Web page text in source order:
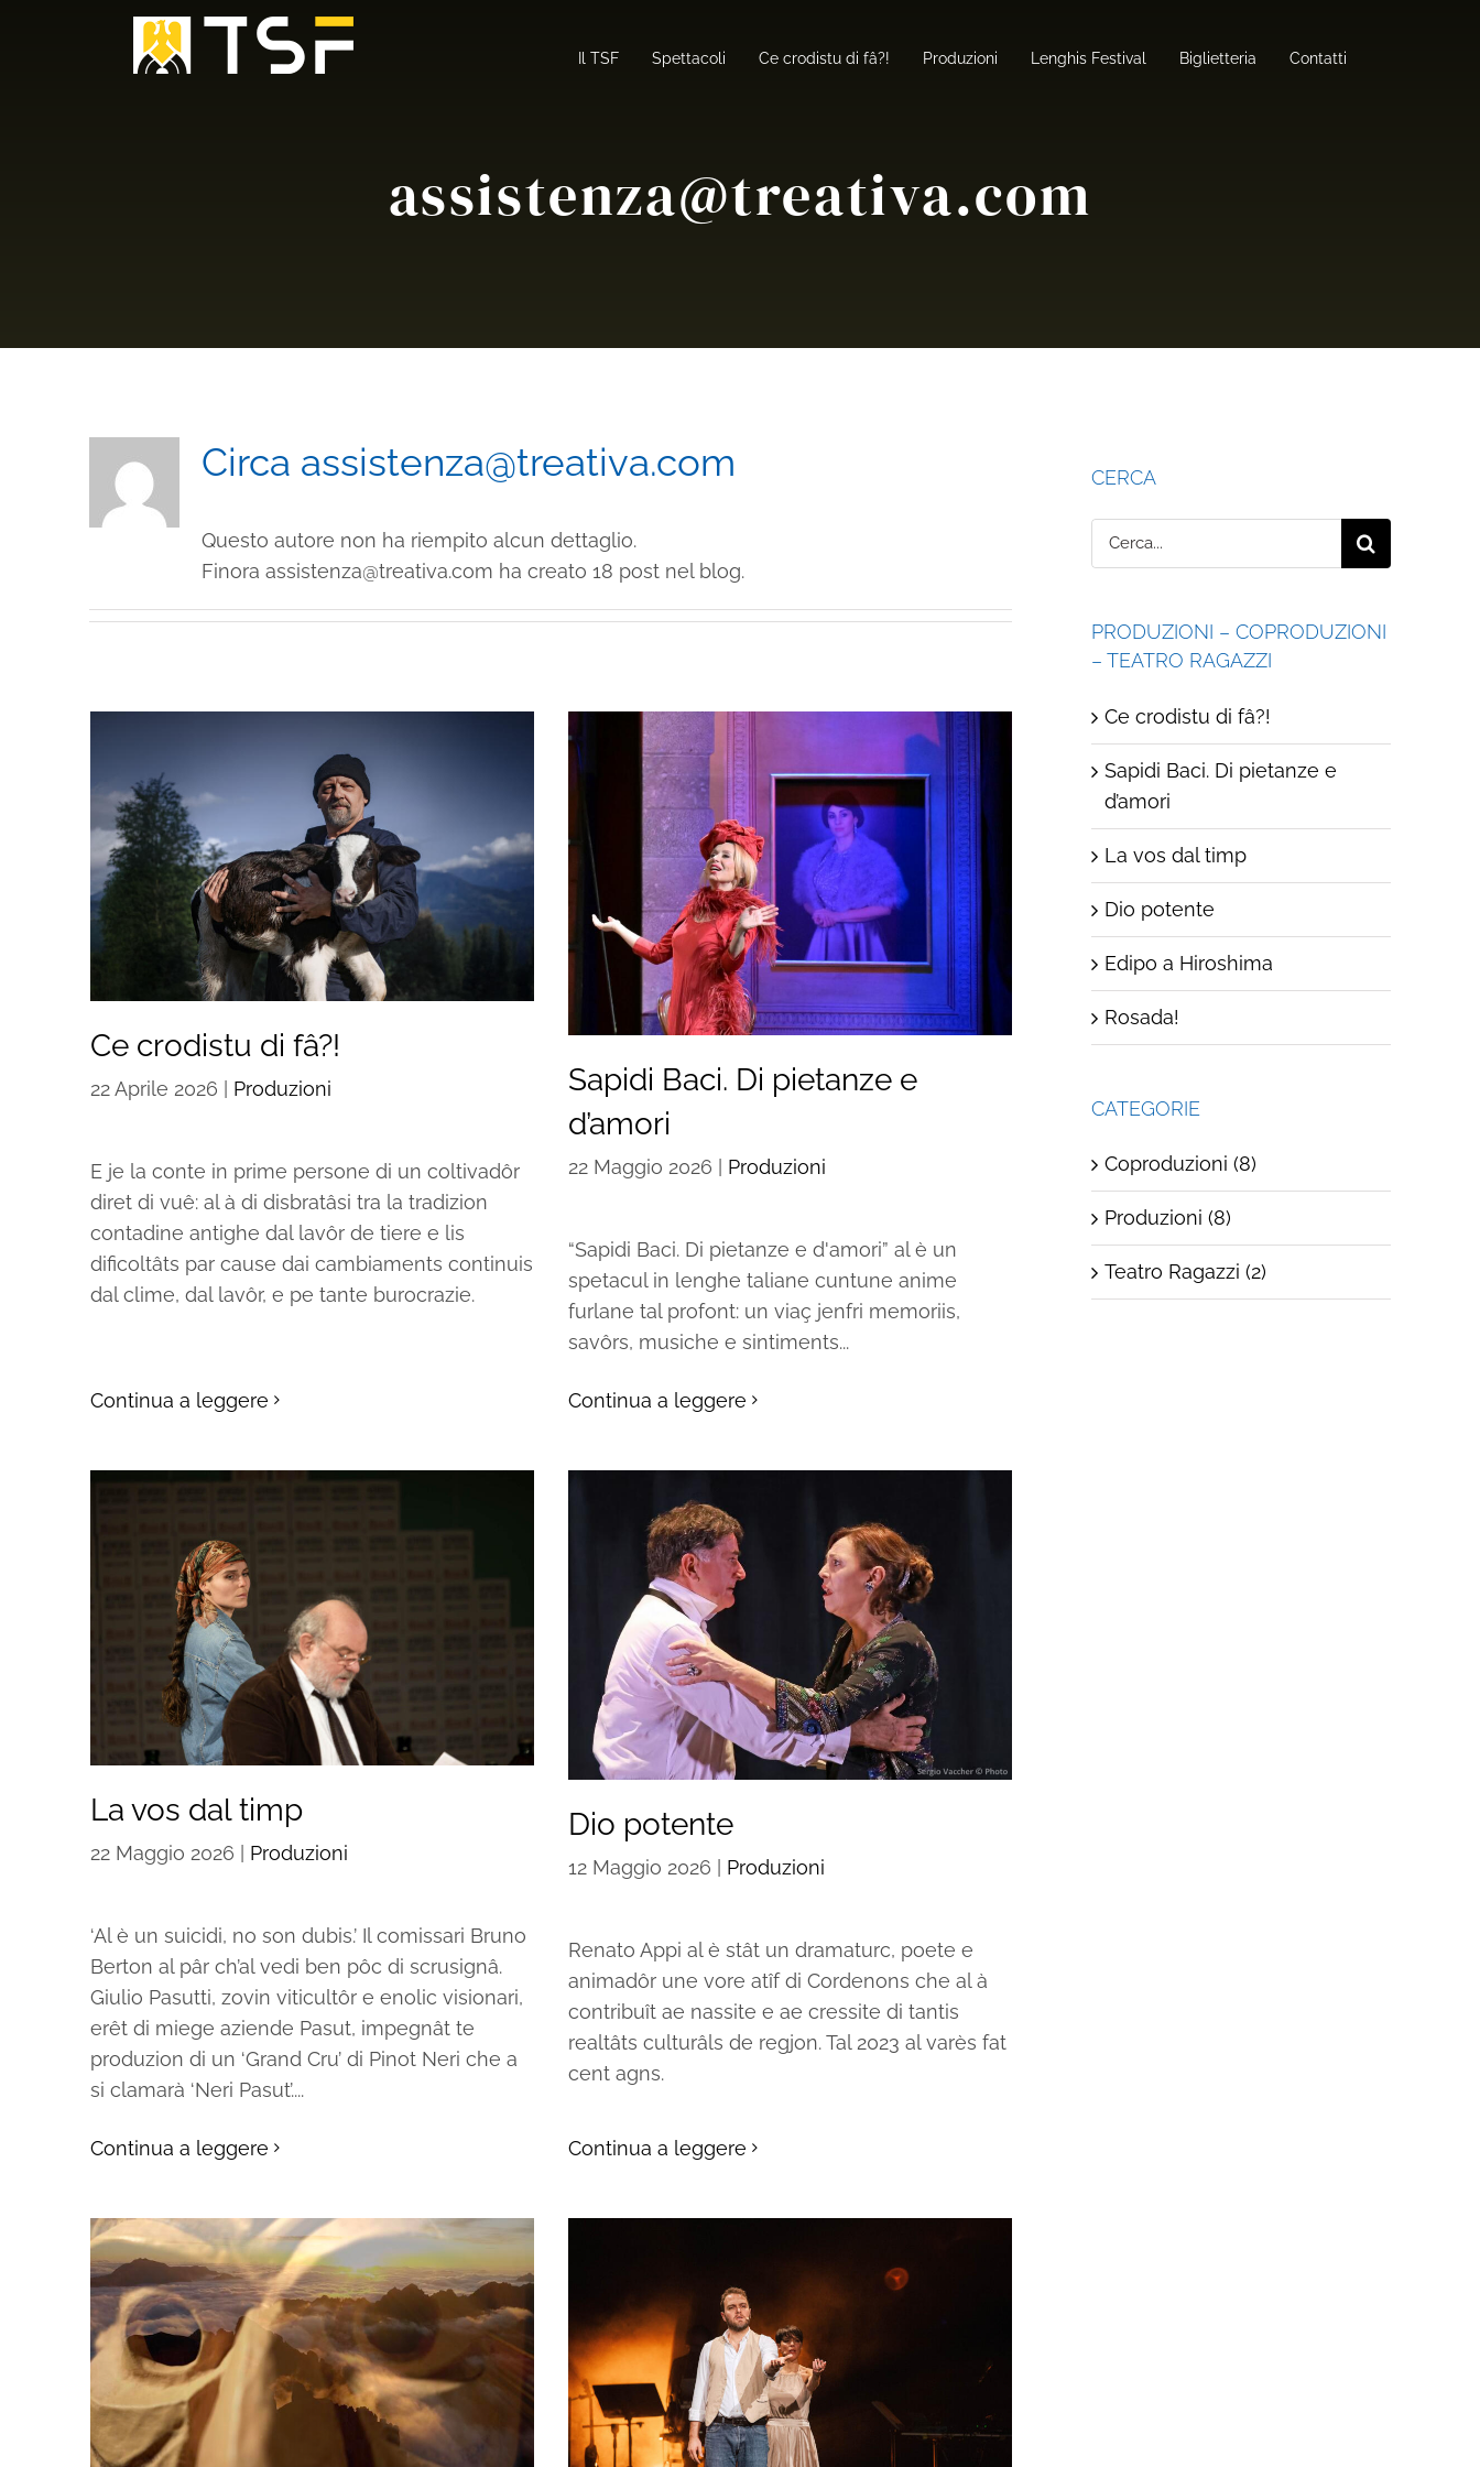
Il TSF Spettacoli Ce crodistu di fâ?! Produzioni Lenghis Festival Biglietteria Contatti
assistenza@treativa.com
Circa assistenza@treativa.com
Questo autore non ha riempito alcun dettaglio.
Finora assistenza@treativa.com ha creato 18 post nel blog.
Ce crodistu di fâ?!
22 Aprile 2026 Produzioni
E je la conte in prime persone di un coltivadôr
diret di vuê: al à di disbratâsi tra la tradizion
contadine antighe dal lavôr de tiere e lis
dificoltâts par cause dai cambiaments continuis
dal clime, dal lavôr, e pe tante burocrazie.
Continua a leggere
Sapidi Baci. Di pietanze e
d’amori
22 Maggio 2026 Produzioni
“Sapidi Baci. Di pietanze e d'amori” al è un
spetacul in lenghe taliane cuntune anime
furlane tal profont: un viaç jenfri memoriis,
savôrs, musiche e sintiments...
Continua a leggere
La vos dal timp
22 Maggio 2026 | Produzioni
‘Al è un suicidi, no son dubis.’ Il comissari Bruno
Berton al pâr ch’al vedi ben pôc di scrusignâ.
Giulio Pasutti, zovin viticultôr e enolic visionari,
erêt di miege aziende Pasut, impegnât te
produzion di un ‘Grand Cru’ di Pinot Neri che a
si clamarà ‘Neri Pasut’....
Continua a leggere
Dio potente
12 Maggio 2026 Produzioni
Renato Appi al è stât un dramaturc, poete e
animadôr une vore atîf di Cordenons che al à
contribuît ae nassite e ae cressite di tantis
realtâts culturâls de regjon. Tal 2023 al varès fat
cent agns.
Continua a leggere
CERCA
Cerca
per:
PRODUZIONI – COPRODUZIONI
– TEATRO RAGAZZI
Ce crodistu di fâ?!
Sapidi Baci. Di pietanze e
d’amori
La vos dal timp
Dio potente
Edipo a Hiroshima
Rosada!
CATEGORIE
Coproduzioni (8)
Produzioni (8)
Teatro Ragazzi (2)